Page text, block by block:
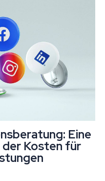
Eine
Kosten für